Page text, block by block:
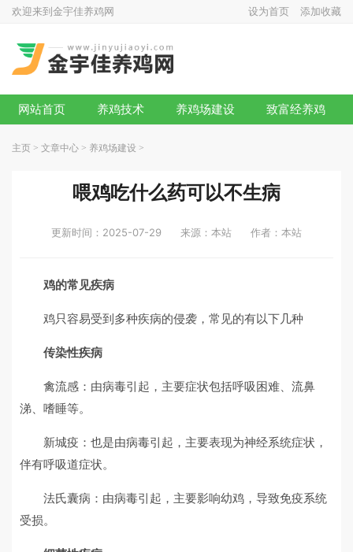
欢迎来到金宇佳养鸡网 设为首页 添加收藏
网站首页 养鸡技术 养鸡场建设 致富经养鸡
主页 > 文章中心 > 养鸡场建设 >
喂鸡吃什么药可以不生病
更新时间：2025-07-29 来源：本站 作者：本站
鸡的常见疾病
鸡只容易受到多种疾病的侵袭，常见的有以下几种
传染性疾病
禽流感：由病毒引起，主要症状包括呼吸困难、流鼻
涕、嗜睡等。
新城疫：也是由病毒引起，主要表现为神经系统症状，
伴有呼吸道症状。
法氏囊病：由病毒引起，主要影响幼鸡，导致免疫系统
受损。